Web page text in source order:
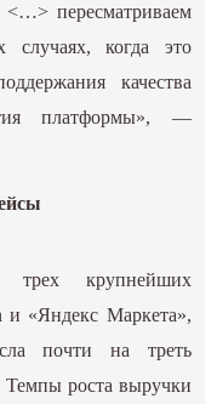
<…> пересматриваем
когда это
качества
платформы», —
крупнейших
и «Яндекс Маркета»,
почти на треть
Темпы роста выручки